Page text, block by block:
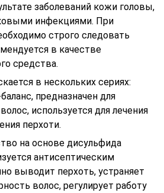
заболеваний кожи головы,
инфекциями. При
строго следовать
в качестве
средства.
в нескольких сериях:
предназначен для
используется для лечения
перхоти.
на основе дисульфида
антисептическим
выводит перхоть, устраняет
волос, регулирует работу